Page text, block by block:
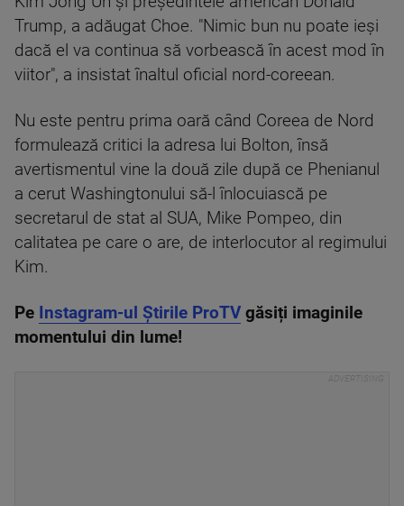
Trump, a adăugat Choe. "Nimic bun nu poate ieşi
dacă el va continua să vorbească în acest mod în
viitor", a insistat înaltul oficial nord-coreean.
Nu este pentru prima oară când Coreea de Nord
formulează critici la adresa lui Bolton, însă
avertismentul vine la două zile după ce Phenianul
a cerut Washingtonului să-l înlocuiască pe
secretarul de stat al SUA, Mike Pompeo, din
calitatea pe care o are, de interlocutor al regimului
Kim.
Pe Instagram-ul Știrile ProTV găsiți imaginile
momentului din lume!